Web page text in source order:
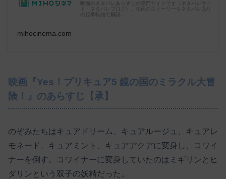
映画のネタバレあらすじの専門サイトです（ネタバレサイ
ト・ネタバレブログ）。映画のストーリーをネタバレあり
の起承転結で解説...
mihocinema.com
映画『Yes！プリキュア5 鏡の国のミラクル大冒
険！』のあらすじ【承】
のぞみたちはキュアドリーム、キュアルージュ、キュアレ
モネード、キュアミント、キュアアクアに変身し、コワイ
ナーを倒す。コワイナーに変身していたのはミギリンとヒ
ダリンという双子の妖精だった。